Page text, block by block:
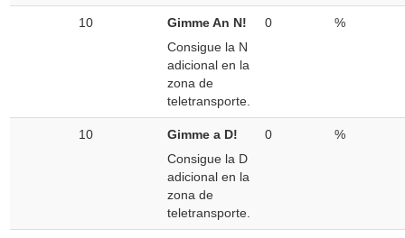
10
Gimme An N!
Consigue la N
adicional en la
zona de
teletransporte.
0 %
10
Gimme a D!
Consigue la D
adicional en la
zona de
teletransporte.
0 %